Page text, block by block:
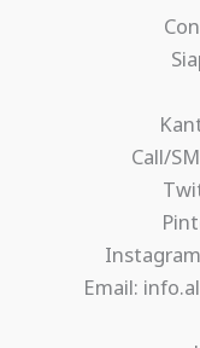
Call/
Email: